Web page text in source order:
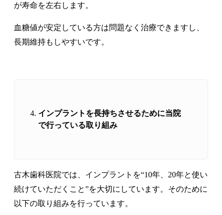
が寿命を左右します。
血糖値が安定している方は問題なく治療できますし、
長期維持もしやすいです。
インプラントを長持ちさせるために当院
で行っている取り組み
古木歯科医院では、インプラントを“10年、20年と使い
続けていただくこと”を大切にしています。そのために
以下の取り組みを行っています。